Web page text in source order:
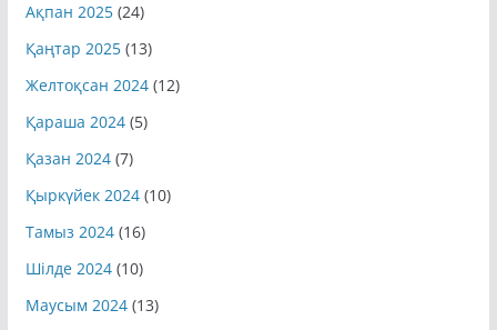
Ақпан 2025(24)
Қаңтар 2025(13)
Желтоқсан 2024(12)
Қараша 2024(5)
Қазан 2024(7)
Қыркүйек 2024(10)
Тамыз 2024(16)
Шілде 2024(10)
Маусым 2024(13)